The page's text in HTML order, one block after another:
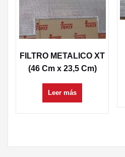
FILTRO METALICO XT
(46 Cm x 23,5 Cm)
Leer más